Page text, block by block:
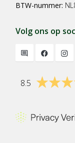
BTW-nummer:
Volg ons op
8.5